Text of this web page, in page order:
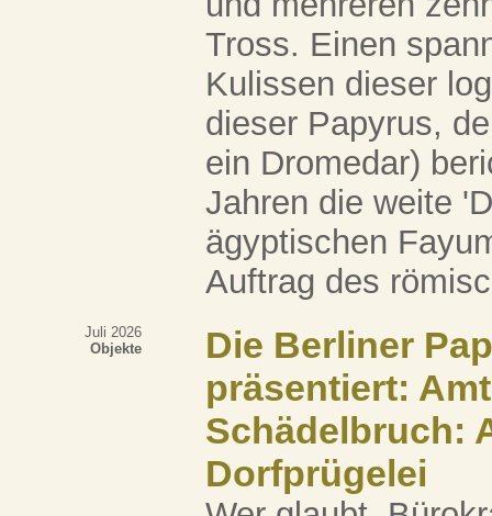
Tross. Einen
Kulissen dieser
dieser Papyrus,
ein Dromedar)
Jahren die weite
ägyptischen
Auftrag des
Juli 2026
Objekte
Die Berliner
präsentiert:
Schädelbruch:
Dorfprügelei